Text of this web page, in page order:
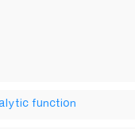
function